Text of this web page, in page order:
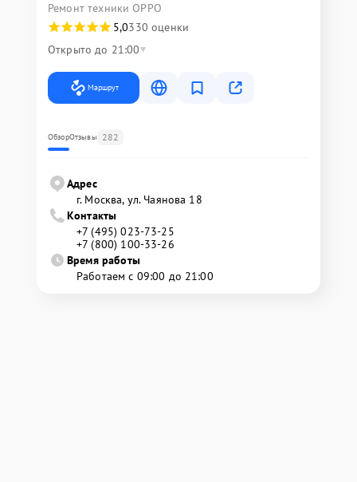
Ремонт техники OPPO
5,0330 оценки
Открыто до 21:00
Маршрут
ОбзорОтзывы 282
Адрес
г. Москва, ул. Чаянова 18
Контакты
+7 (495) 023-73-25
+7 (800) 100-33-26
Время работы
Работаем с 09:00 до 21:00